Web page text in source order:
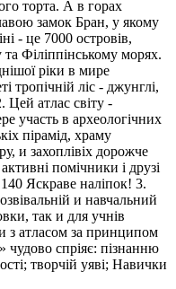
торта. А в горах
замок Бран, у якому
- це 7000 островів,
Філіппінському морях.
ріки в мире
тропічній ліс - джунглі,
Цей атлас світу -
участь в археологічних
пірамід, храму
и захоплівіх дорожче
помічники і друзі
Яскраве наліпок! 3.
и навчальний
так и для учнів
з атласом за принципом
чудово спріяє: пізнанню
творчій уяві; Навички